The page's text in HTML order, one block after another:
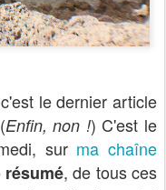
le dernier article
Enfin, non !) C'est le
sur ma chaîne
résumé, de tous ces